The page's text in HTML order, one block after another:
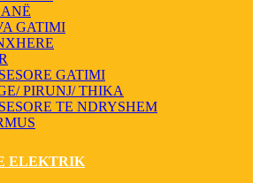
GATIMI
GATIMI
PIRUNJ/ THIKA
TE NDRYSHEM
ELEKTRIK